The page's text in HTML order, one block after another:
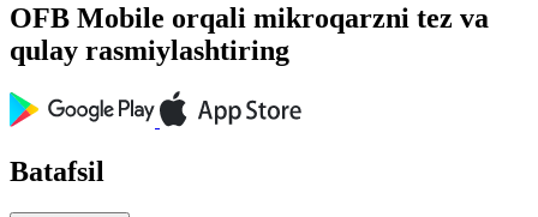
OFB Mobile orqali mikroqarzni tez va
qulay rasmiylashtiring
Batafsil